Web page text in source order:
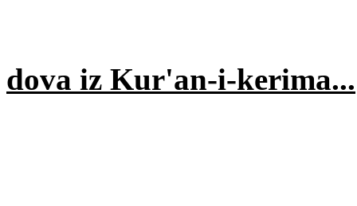
dova iz Kur'an-i-kerima...